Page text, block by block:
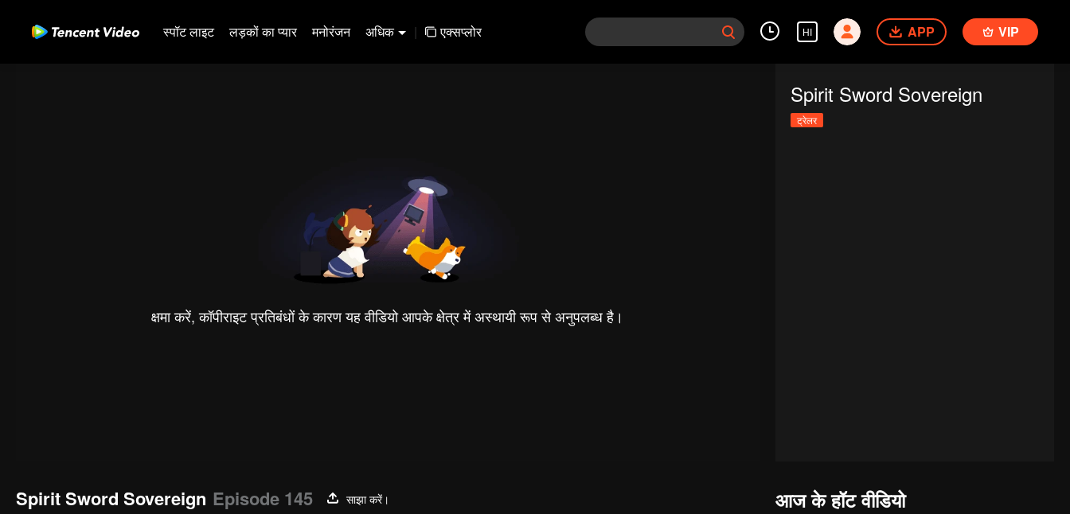
स्पॉट लाइट लड़कों का प्यार मनोरंजन अधिक | एक्सप्लोर HI APP VIP
क्षमा करें, कॉपीराइट प्रतिबंधों के कारण यह वीडियो आपके क्षेत्र में अस्थायी रूप से अनुपलब्ध है।
Spirit Sword Sovereign
ट्रेलर
Spirit Sword Sovereign Episode 145
साझा करें।
आज के हॉट वीडियो